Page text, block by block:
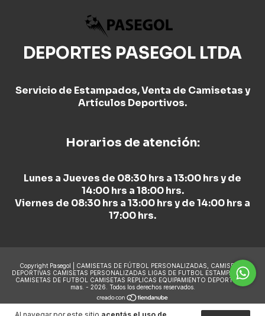
DEPORTES PASEGOL LTDA
Servicio de Estampados, Venta de Camisetas y
Artículos Deportivos.
Horarios de atención:
Lunes a Jueves de 08:30 hrs a 13:00 hrs y de
14:00 hrs a 18:00 hrs.
Viernes de 08:30 hrs a 13:00 hrs y de 14:00 hrs a
17:00 hrs.
Copyright Pasegol | CAMISETAS DE FÚTBOL PERSONALIZADAS, CAMISETAS
DEPORTIVAS CAMISETAS PERSONALIZADAS LIGAS DE FUTBOL ESTAMPADO DE
CAMISETAS DE FUTBOL CAMISETAS REPLICAS EQUIPAMIENTO DEPORTIVO y
mas. - 2026. Todos los derechos reservados.